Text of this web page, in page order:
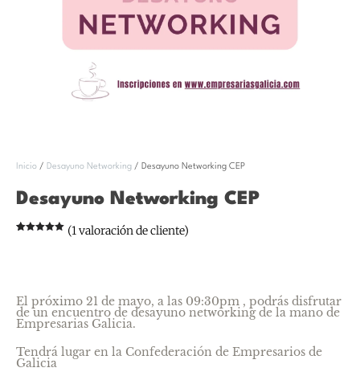
Inicio / Desayuno Networking / Desayuno Networking CEP
Desayuno Networking CEP
(1 valoración de cliente)
El próximo 21 de mayo, a las 09:30pm , podrás disfrutar
de un encuentro de desayuno networking de la mano de
Empresarias Galicia.
Tendrá lugar en la Confederación de Empresarios de
Galicia